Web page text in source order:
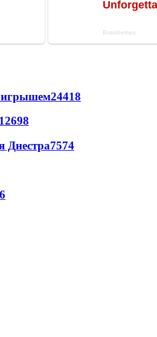
24418
12698
Днестра7574